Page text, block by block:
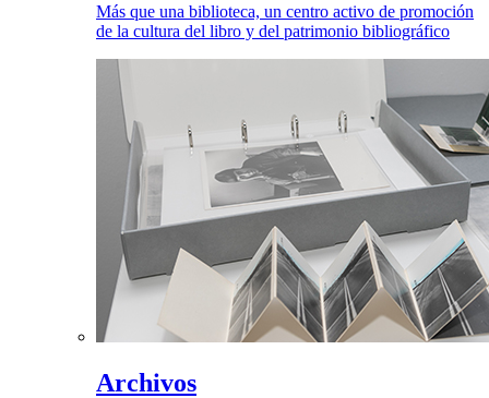
Más que una biblioteca, un centro activo de promoción
de la cultura del libro y del patrimonio bibliográfico
Archivos